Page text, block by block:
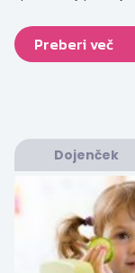
Preberi več
Dojenček